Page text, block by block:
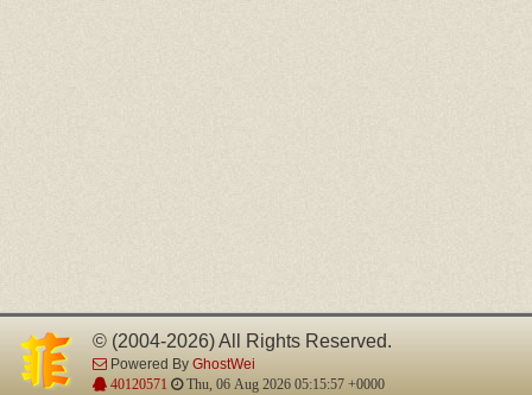
© (2004-2026) All Rights Reserved.
Powered By GhostWei
40120571 Thu, 06 Aug 2026 05:15:57 +0000